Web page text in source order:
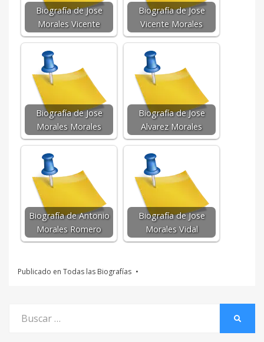
Biografía de Jose
Morales Vicente
Biografía de Jose
Vicente Morales
Biografía de Jose
Morales Morales
Biografía de Jose
Alvarez Morales
Biografía de Antonio
Morales Romero
Biografía de Jose
Morales Vidal
Publicado en Todas las Biografías
por: